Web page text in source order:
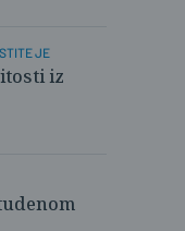
JE
iz